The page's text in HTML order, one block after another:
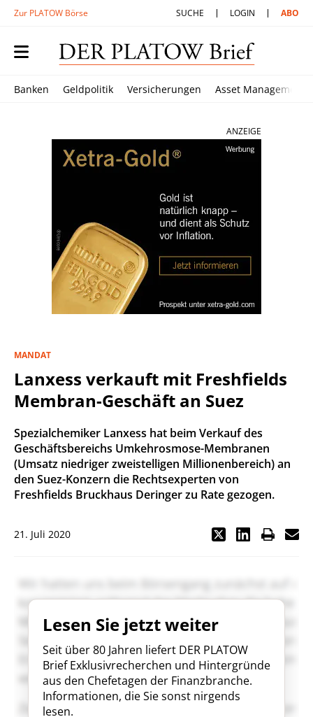
Zur PLATOW Börse SUCHE LOGIN ABO
Banken Geldpolitik Versicherungen Asset Management
ANZEIGE
MANDAT
Lanxess verkauft mit Freshfields
Membran-Geschäft an Suez
Spezialchemiker Lanxess hat beim Verkauf des
Geschäftsbereichs Umkehrosmose-Membranen
(Umsatz niedriger zweistelligen Millionenbereich) an
den Suez-Konzern die Rechtsexperten von
Freshfields Bruckhaus Deringer zu Rate gezogen.
21. Juli 2020
Lesen Sie jetzt weiter
Seit über 80 Jahren liefert DER PLATOW
Brief Exklusivrecherchen und Hintergründe
aus den Chefetagen der Finanzbranche.
Informationen, die Sie sonst nirgends
lesen.